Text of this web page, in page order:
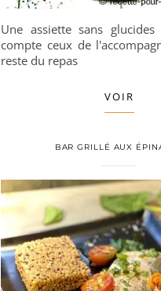
Une assiette sans
compte ceux de
reste du repas
VOIR
BAR GRILLÉ AUX